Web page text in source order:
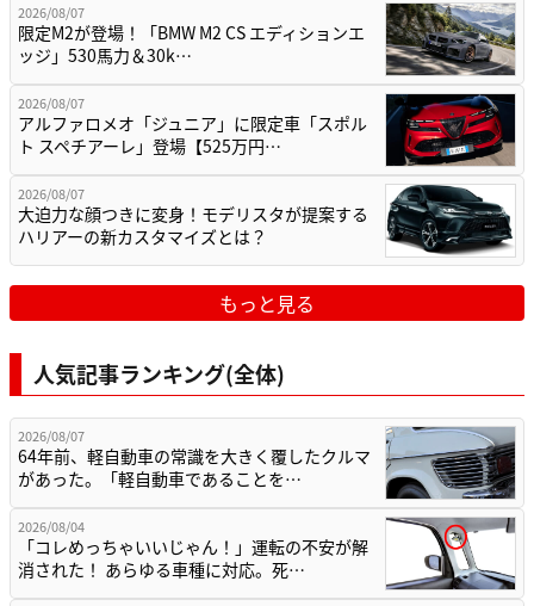
2026/08/07
限定M2が登場！「BMW M2 CS エディションエ
ッジ」530馬力＆30k…
2026/08/07
アルファロメオ「ジュニア」に限定車「スポル
ト スペチアーレ」登場【525万円…
2026/08/07
大迫力な顔つきに変身！モデリスタが提案する
ハリアーの新カスタマイズとは？
もっと見る
人気記事ランキング(全体)
2026/08/07
64年前、軽自動車の常識を大きく覆したクルマ
があった。「軽自動車であることを…
2026/08/04
「コレめっちゃいいじゃん！」運転の不安が解
消された！ あらゆる車種に対応。死…